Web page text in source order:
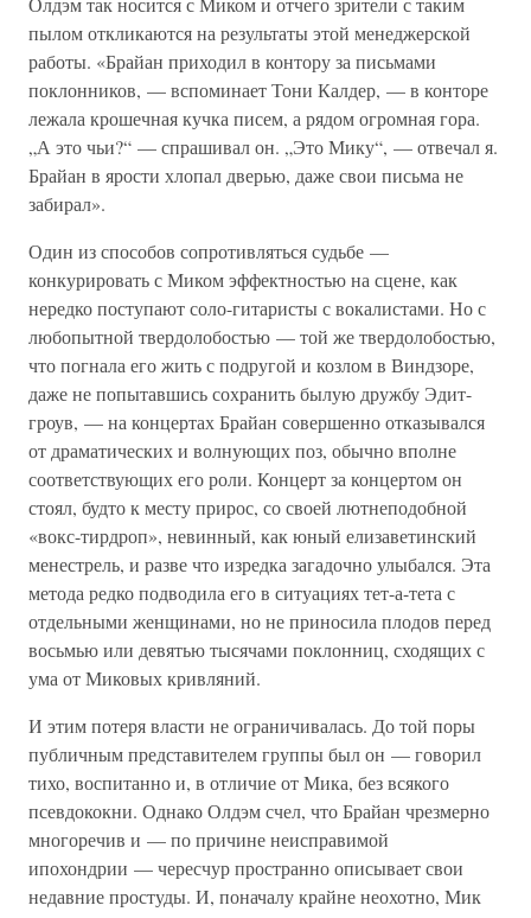
пылом откликаются на результаты этой менеджерской
работы. «Брайан приходил в контору за письмами
поклонников, — вспоминает Тони Калдер, — в конторе
лежала крошечная кучка писем, а рядом огромная гора.
„А это чьи?“ — спрашивал он. „Это Мику“, — отвечал я.
Брайан в ярости хлопал дверью, даже свои письма не
забирал».
Один из способов сопротивляться судьбе —
конкурировать с Миком эффектностью на сцене, как
нередко поступают соло-гитаристы с вокалистами. Но с
любопытной твердолобостью — той же твердолобостью,
что погнала его жить с подругой и козлом в Виндзоре,
даже не попытавшись сохранить былую дружбу Эдит-
гроув, — на концертах Брайан совершенно отказывался
от драматических и волнующих поз, обычно вполне
соответствующих его роли. Концерт за концертом он
стоял, будто к месту прирос, со своей лютнеподобной
«вокс-тирдроп», невинный, как юный елизаветинский
менестрель, и разве что изредка загадочно улыбался. Эта
метода редко подводила его в ситуациях тет-а-тета с
отдельными женщинами, но не приносила плодов перед
восьмью или девятью тысячами поклонниц, сходящих с
ума от Миковых кривляний.
И этим потеря власти не ограничивалась. До той поры
публичным представителем группы был он — говорил
тихо, воспитанно и, в отличие от Мика, без всякого
псевдококни. Однако Олдэм счел, что Брайан чрезмерно
многоречив и — по причине неисправимой
ипохондрии — чересчур пространно описывает свои
недавние простуды. И, поначалу крайне неохотно, Мик